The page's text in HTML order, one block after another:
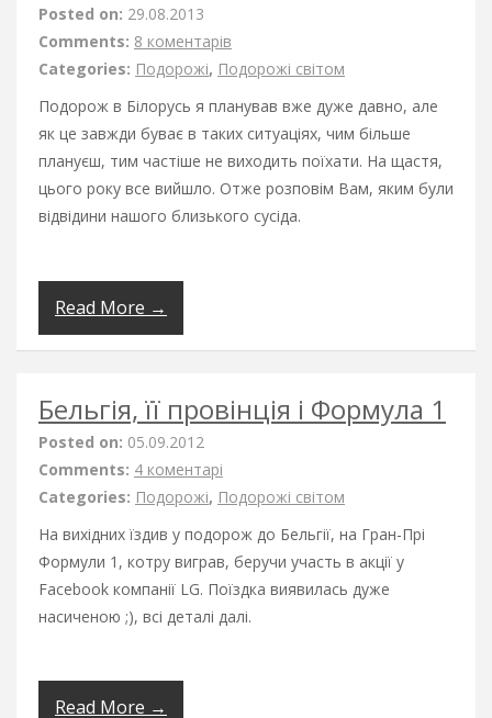
Posted on: 29.08.2013
Comments: 8 коментарів
Categories: Подорожі, Подорожі світом
Подорож в Білорусь я планував вже дуже давно, але
як це завжди буває в таких ситуаціях, чим більше
плануєш, тим частіше не виходить поїхати. На щастя,
цього року все вийшло. Отже розповім Вам, яким були
відвідини нашого близького сусіда.
Read More →
Бельгія, її провінція і Формула 1
Posted on: 05.09.2012
Comments: 4 коментарі
Categories: Подорожі, Подорожі світом
На вихідних їздив у подорож до Бельгії, на Гран-Прі
Формули 1, котру виграв, беручи участь в акції у
Facebook компанії LG. Поїздка виявилась дуже
насиченою ;), всі деталі далі.
Read More →